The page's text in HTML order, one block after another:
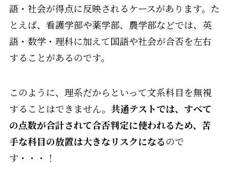
語・社会が得点に反映されるケースがあります。た
とえば、看護学部や薬学部、農学部などでは、英
語・数学・理科に加えて国語や社会が合否を左右
することがあるのです。
このように、理系だからといって文系科目を無視
することはできません。 共通テストでは、すべて
の点数が合計されて合否判定に使われるため、苦
手な科目の放置は大きなリスクになるので
す・・・！